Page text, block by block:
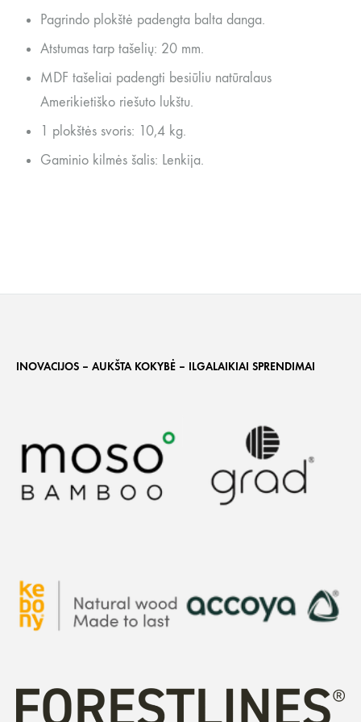
Pagrindo plokštė padengta balta danga.
Atstumas tarp tašelių: 20 mm.
MDF tašeliai padengti besiūliu natūralaus
Amerikietiško riešuto lukštu.
1 plokštės svoris: 10,4 kg.
Gaminio kilmės šalis: Lenkija.
INOVACIJOS – AUKŠTA KOKYBĖ – ILGALAIKIAI SPRENDIMAI